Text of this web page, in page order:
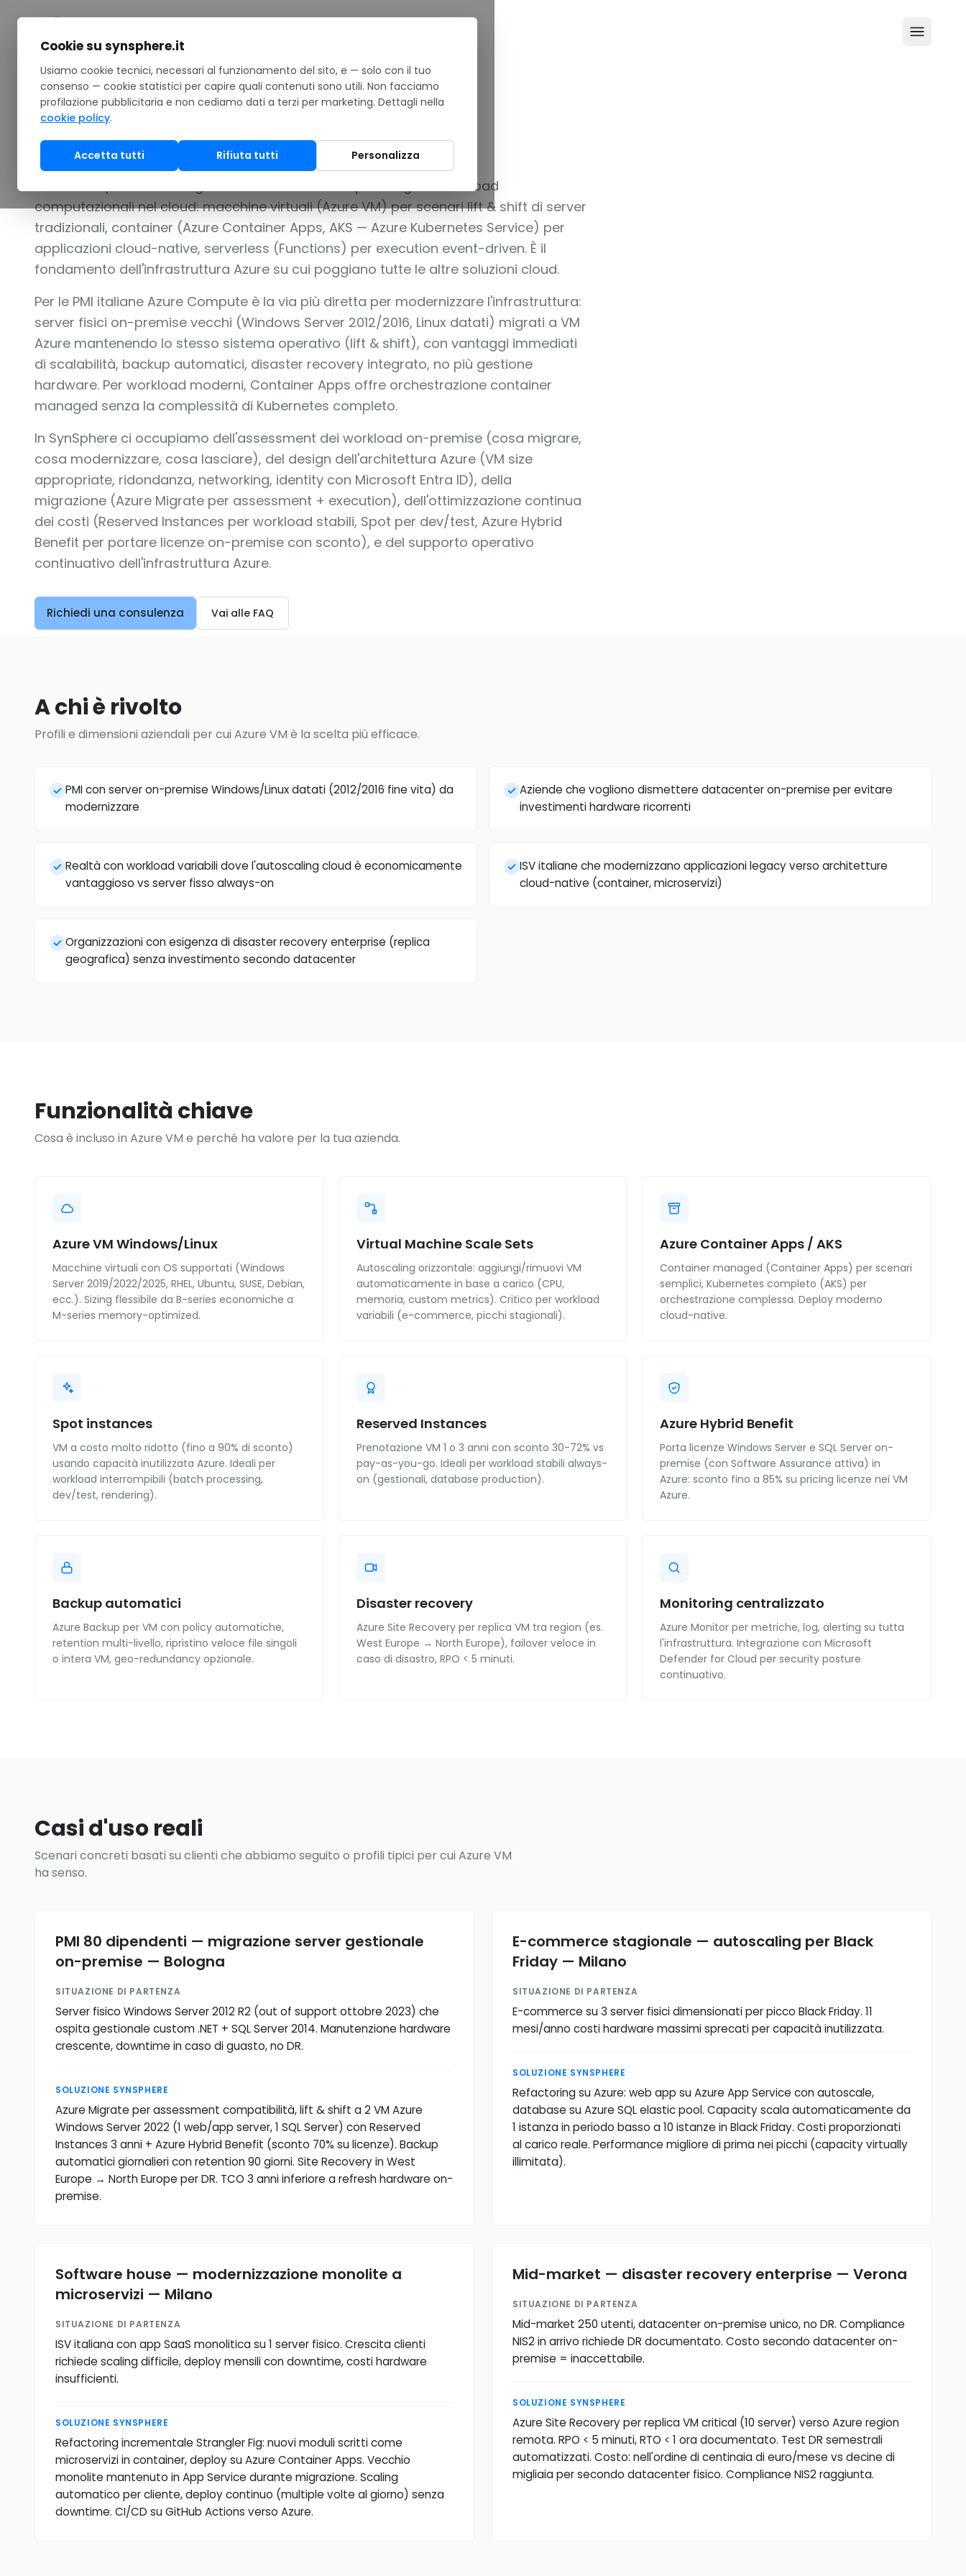
Home/Cloud/Microsoft Azure/Azure VM
MACCHINE VIRTUALI, CONTAINER E COMPUTE SCALABILI SU AZURE
Azure VM
Azure Compute è la categoria di servizi Microsoft per eseguire workload
computazionali nel cloud: macchine virtuali (Azure VM) per scenari lift & shift di server
tradizionali, container (Azure Container Apps, AKS — Azure Kubernetes Service) per
applicazioni cloud-native, serverless (Functions) per execution event-driven. È il
fondamento dell'infrastruttura Azure su cui poggiano tutte le altre soluzioni cloud.
Per le PMI italiane Azure Compute è la via più diretta per modernizzare l'infrastruttura:
server fisici on-premise vecchi (Windows Server 2012/2016, Linux datati) migrati a VM
Azure mantenendo lo stesso sistema operativo (lift & shift), con vantaggi immediati
di scalabilità, backup automatici, disaster recovery integrato, no più gestione
hardware. Per workload moderni, Container Apps offre orchestrazione container
managed senza la complessità di Kubernetes completo.
In SynSphere ci occupiamo dell'assessment dei workload on-premise (cosa migrare,
cosa modernizzare, cosa lasciare), del design dell'architettura Azure (VM size
appropriate, ridondanza, networking, identity con Microsoft Entra ID), della
migrazione (Azure Migrate per assessment + execution), dell'ottimizzazione continua
dei costi (Reserved Instances per workload stabili, Spot per dev/test, Azure Hybrid
Benefit per portare licenze on-premise con sconto), e del supporto operativo
continuativo dell'infrastruttura Azure.
Richiedi una consulenza Vai alle FAQ
A chi è rivolto
Profili e dimensioni aziendali per cui Azure VM è la scelta più efficace.
PMI con server on-premise Windows/Linux datati (2012/2016 fine vita) da
modernizzare
Aziende che vogliono dismettere datacenter on-premise per evitare
investimenti hardware ricorrenti
Realtà con workload variabili dove l'autoscaling cloud è economicamente
vantaggioso vs server fisso always-on
ISV italiane che modernizzano applicazioni legacy verso architetture
cloud-native (container, microservizi)
Organizzazioni con esigenza di disaster recovery enterprise (replica
geografica) senza investimento secondo datacenter
Funzionalità chiave
Cosa è incluso in Azure VM e perché ha valore per la tua azienda.
Azure VM Windows/Linux
Macchine virtuali con OS supportati (Windows
Server 2019/2022/2025, RHEL, Ubuntu, SUSE, Debian,
ecc.). Sizing flessibile da B-series economiche a
M-series memory-optimized.
Virtual Machine Scale Sets
Autoscaling orizzontale: aggiungi/rimuovi VM
automaticamente in base a carico (CPU,
memoria, custom metrics). Critico per workload
variabili (e-commerce, picchi stagionali).
Azure Container Apps / AKS
Container managed (Container Apps) per scenari
semplici, Kubernetes completo (AKS) per
orchestrazione complessa. Deploy moderno
cloud-native.
Spot instances
VM a costo molto ridotto (fino a 90% di sconto)
usando capacità inutilizzata Azure. Ideali per
workload interrompibili (batch processing,
dev/test, rendering).
Reserved Instances
Prenotazione VM 1 o 3 anni con sconto 30-72% vs
pay-as-you-go. Ideali per workload stabili always-
on (gestionali, database production).
Azure Hybrid Benefit
Porta licenze Windows Server e SQL Server on-
premise (con Software Assurance attiva) in
Azure: sconto fino a 85% su pricing licenze nei VM
Azure.
Backup automatici
Azure Backup per VM con policy automatiche,
retention multi-livello, ripristino veloce file singoli
o intera VM, geo-redundancy opzionale.
Disaster recovery
Azure Site Recovery per replica VM tra region (es.
West Europe → North Europe), failover veloce in
caso di disastro, RPO < 5 minuti.
Monitoring centralizzato
Azure Monitor per metriche, log, alerting su tutta
l'infrastruttura. Integrazione con Microsoft
Defender for Cloud per security posture
continuativo.
Casi d'uso reali
Scenari concreti basati su clienti che abbiamo seguito o profili tipici per cui Azure VM
ha senso.
PMI 80 dipendenti — migrazione server gestionale
on-premise — Bologna
SITUAZIONE DI PARTENZA
Server fisico Windows Server 2012 R2 (out of support ottobre 2023) che
ospita gestionale custom .NET + SQL Server 2014. Manutenzione hardware
crescente, downtime in caso di guasto, no DR.
SOLUZIONE SYNSPHERE
Azure Migrate per assessment compatibilità, lift & shift a 2 VM Azure
Windows Server 2022 (1 web/app server, 1 SQL Server) con Reserved
Instances 3 anni + Azure Hybrid Benefit (sconto 70% su licenze). Backup
automatici giornalieri con retention 90 giorni. Site Recovery in West
Europe → North Europe per DR. TCO 3 anni inferiore a refresh hardware on-
premise.
E-commerce stagionale — autoscaling per Black
Friday — Milano
SITUAZIONE DI PARTENZA
E-commerce su 3 server fisici dimensionati per picco Black Friday. 11
mesi/anno costi hardware massimi sprecati per capacità inutilizzata.
SOLUZIONE SYNSPHERE
Refactoring su Azure: web app su Azure App Service con autoscale,
database su Azure SQL elastic pool. Capacity scala automaticamente da
1 istanza in periodo basso a 10 istanze in Black Friday. Costi proporzionati
al carico reale. Performance migliore di prima nei picchi (capacity virtually
illimitata).
Software house — modernizzazione monolite a
microservizi — Milano
SITUAZIONE DI PARTENZA
ISV italiana con app SaaS monolitica su 1 server fisico. Crescita clienti
richiede scaling difficile, deploy mensili con downtime, costi hardware
insufficienti.
SOLUZIONE SYNSPHERE
Refactoring incrementale Strangler Fig: nuovi moduli scritti come
microservizi in container, deploy su Azure Container Apps. Vecchio
monolite mantenuto in App Service durante migrazione. Scaling
automatico per cliente, deploy continuo (multiple volte al giorno) senza
downtime. CI/CD su GitHub Actions verso Azure.
Mid-market — disaster recovery enterprise — Verona
SITUAZIONE DI PARTENZA
Mid-market 250 utenti, datacenter on-premise unico, no DR. Compliance
NIS2 in arrivo richiede DR documentato. Costo secondo datacenter on-
premise = inaccettabile.
SOLUZIONE SYNSPHERE
Azure Site Recovery per replica VM critical (10 server) verso Azure region
remota. RPO < 5 minuti, RTO < 1 ora documentato. Test DR semestrali
automatizzati. Costo: nell'ordine di centinaia di euro/mese vs decine di
migliaia per secondo datacenter fisico. Compliance NIS2 raggiunta.
Cookie su synsphere.it
Usiamo cookie tecnici, necessari al funzionamento del sito, e — solo con il tuo
consenso — cookie statistici per capire quali contenuti sono utili. Non facciamo
profilazione pubblicitaria e non cediamo dati a terzi per marketing. Dettagli nella
cookie policy.
Accetta tutti Rifiuta tutti Personalizza